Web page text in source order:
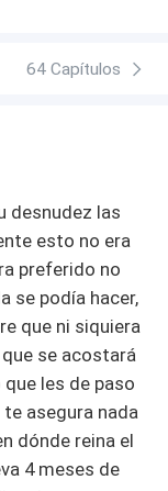
a los
el nacimiento
64 Capítulos
desnudez las
esto no era
preferido no
se podía hacer,
que ni siquiera
se acostará
les de paso
asegura nada
dónde reina el
4 meses de